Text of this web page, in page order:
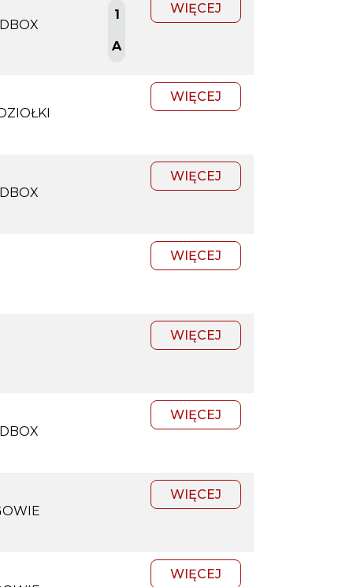
1
A
WIĘCEJ
WIĘCEJ
WIĘCEJ
WIĘCEJ
WIĘCEJ
WIĘCEJ
WIĘCEJ
WIĘCEJ